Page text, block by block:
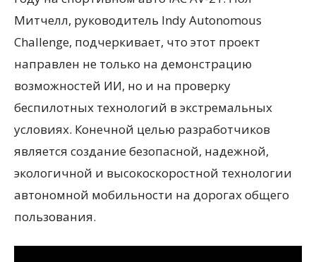
Митчелл, руководитель Indy Autonomous
Challenge, подчеркивает, что этот проект
направлен не только на демонстрацию
возможностей ИИ, но и на проверку
беспилотных технологий в экстремальных
условиях. Конечной целью разработчиков
является создание безопасной, надежной,
экологичной и высокоскоростной технологии
автономной мобильности на дорогах общего
пользования.